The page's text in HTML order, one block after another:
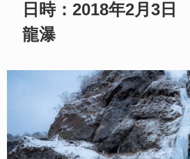
日時：2018年2月3
龍瀑